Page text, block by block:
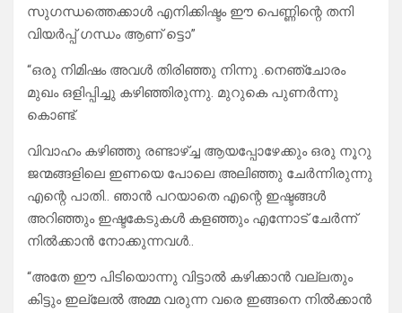
സുഗന്ധത്തെക്കാൾ എനിക്കിഷ്ടം ഈ പെണ്ണിന്റെ തനി
വിയർപ്പ് ഗന്ധം ആണ് ട്ടൊ”
“ഒരു നിമിഷം അവൾ തിരിഞ്ഞു നിന്നു .നെഞ്ചോരം
മുഖം ഒളിപ്പിച്ചു കഴിഞ്ഞിരുന്നു. മുറുകെ പുണർന്നു
കൊണ്ട്.
വിവാഹം കഴിഞ്ഞു രണ്ടാഴ്ച്ച ആയപ്പോഴേക്കും ഒരു നൂറു
ജന്മങ്ങളിലെ ഇണയെ പോലെ അലിഞ്ഞു ചേർന്നിരുന്നു
എന്റെ പാതി.. ഞാൻ പറയാതെ എന്റെ ഇഷ്ടങ്ങൾ
അറിഞ്ഞും ഇഷ്ടകേടുകൾ കളഞ്ഞും എന്നോട് ചേർന്ന്
നിൽക്കാൻ നോക്കുന്നവൾ..
“അതേ ഈ പിടിയൊന്നു വിട്ടാൽ കഴിക്കാൻ വല്ലതും
കിട്ടും ഇല്ലേൽ അമ്മ വരുന്ന വരെ ഇങ്ങനെ നിൽക്കാൻ